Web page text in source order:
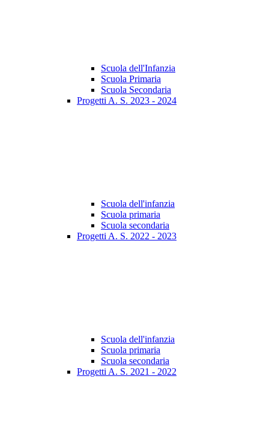
Scuola dell'Infanzia
Scuola Primaria
Scuola Secondaria
Progetti A. S. 2023 - 2024
Scuola dell'infanzia
Scuola primaria
Scuola secondaria
Progetti A. S. 2022 - 2023
Scuola dell'infanzia
Scuola primaria
Scuola secondaria
Progetti A. S. 2021 - 2022